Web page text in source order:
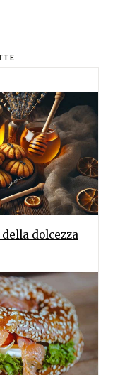
dolcezza